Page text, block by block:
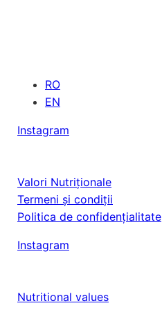
RO
EN
Instagram
Valori Nutriționale
Termeni și condiții
Politica de confidențialitate
Instagram
Nutritional values